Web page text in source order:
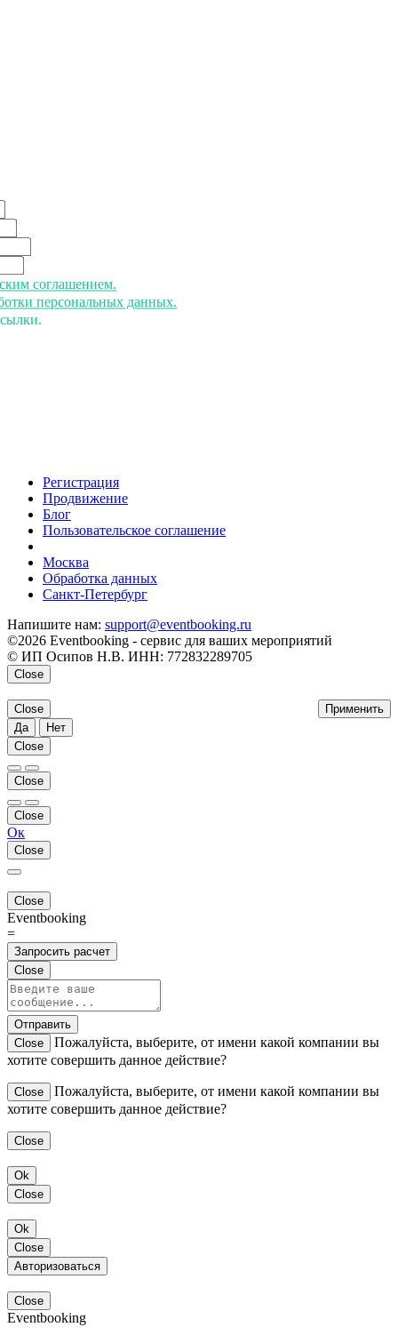
соглашением.
персональных данных.
Регистрация
Продвижение
Блог
Пользовательское соглашение
Москва
Обработка данных
Санкт-Петербург
Напишите нам: support@eventbooking.ru
©2026 Eventbooking - сервис для ваших мероприятий
© ИП Осипов Н.В. ИНН: 772832289705
Close
Применить
Close
Да
Нет
Close
Close
Close
Ок
Close
Close
Eventbooking
=
Запросить расчет
Close
Отправить
Close
Пожалуйста, выберите, от имени какой компании вы
хотите совершить данное действие?
Close
Пожалуйста, выберите, от имени какой компании вы
хотите совершить данное действие?
Close
Ok
Close
Ok
Close
Авторизоваться
Close
Eventbooking